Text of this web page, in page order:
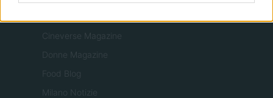
Cineverse Magazine
Donne Magazine
Food Blog
Milano Notizie